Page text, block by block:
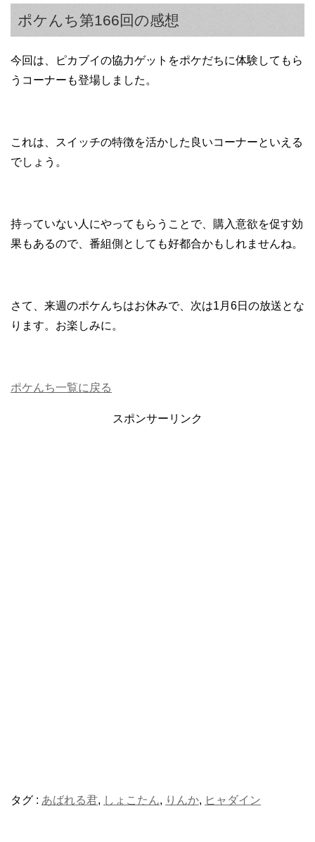
ポケんち第166回の感想
今回は、ピカブイの協力ゲットをポケだちに体験してもら
うコーナーも登場しました。
これは、スイッチの特徴を活かした良いコーナーといえる
でしょう。
持っていない人にやってもらうことで、購入意欲を促す効
果もあるので、番組側としても好都合かもしれませんね。
さて、来週のポケんちはお休みで、次は1月6日の放送とな
ります。お楽しみに。
ポケんち一覧に戻る
スポンサーリンク
タグ : あばれる君, しょこたん, りんか, ヒャダイン